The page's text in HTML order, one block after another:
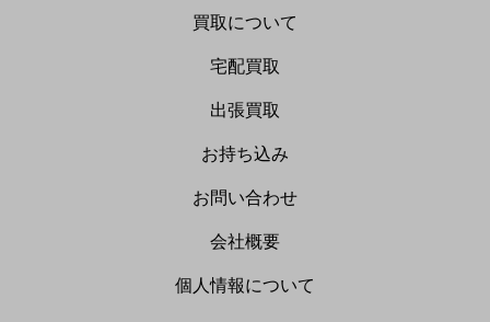
買取について
宅配買取
出張買取
お持ち込み
お問い合わせ
会社概要
個人情報について